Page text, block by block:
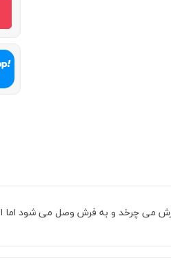
می باشد. دور فرش می چرخد و به فرش وصل می